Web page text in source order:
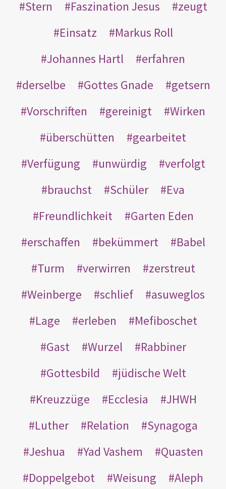
Stern Faszination Jesus
zeugt
Einsatz
Markus Roll
Johannes Hartl
erfahren
derselbe
Gottes Gnade
getsern
Vorschriften
gereinigt
Wirken
überschütten
gearbeitet
Verfügung
unwürdig
verfolgt
brauchst
Schüler
Eva
Freundlichkeit
Garten Eden
erschaffen
bekümmert
Babel
Turm
verwirren
zerstreut
Weinberge
schlief
asuweglos
Lage
erleben
Mefiboschet
Gast
Wurzel
Rabbiner
Gottesbild
jüdische Welt
Kreuzzüge
Ecclesia
JHWH
Luther
Relation
Synagoga
Jeshua
Yad Vashem
Quasten
Doppelgebot
Weisung
Aleph